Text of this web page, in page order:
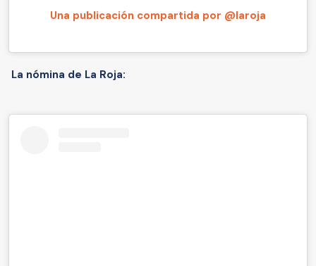
Una publicación compartida por @laroja
La nómina de La Roja: